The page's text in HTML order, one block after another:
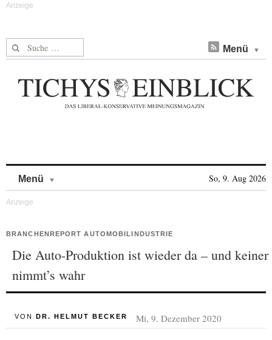
Suche nach: Menü
Menü So, 9. Aug 2026
BRANCHENREPORT AUTOMOBILINDUSTRIE
Die Auto-Produktion ist wieder da – und keiner
nimmt’s wahr
VON DR. HELMUT BECKER Mi, 9. Dezember 2020